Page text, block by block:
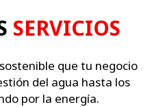
SERVICIOS
que tu negocio
del agua hasta los
por la energía.